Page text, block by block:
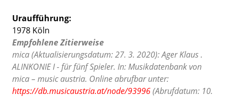
Uraufführung:
1978 Köln
Empfohlene Zitierweise
mica (Aktualisierungsdatum: 27. 3. 2020): Ager Klaus .
ALINKONIE I - für fünf Spieler. In: Musikdatenbank von
mica – music austria. Online abrufbar unter:
https://db.musicaustria.at/node/93996(Abrufdatum: 10.